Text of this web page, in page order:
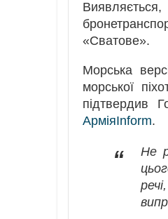
«Сватове».
Морська
морської
підтвердив
АрміяInform.
“
Не